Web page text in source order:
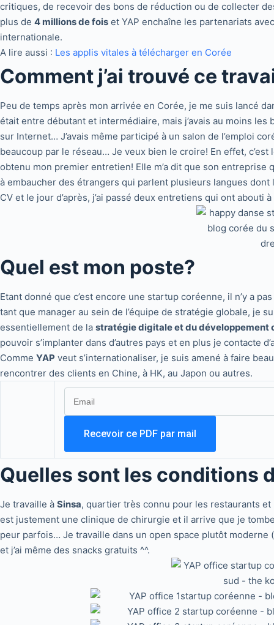
critiques, de recevoir des bons de réduction ou de collecter
plus de 4 millions de fois et YAP enchaîne les partenariats
internationale.
A lire aussi : Les applis vitales à télécharger en Corée
Comment j’ai trouvé ce
Peu de temps après mon arrivée en Corée, je me suis lancé
était entre débutant et intermédiaire, mais j’avais au moins
sur Internet… J’avais même participé à un salon de l’emploi
beaucoup par le réseau… Je veux bien le croire! En effet, c’est
obtenu mon premier entretien! Elle m’a dit que son
à embaucher des étrangers qui parlent plusieurs langues dont
CV et le jour d’après, j’ai passé deux entretiens qui ont abouti
Quel est mon poste?
Etant donné que c’est encore une startup coréenne, il n’y a
tant que manager au sein de l’équipe de stratégie globale, je
essentiellement de la stratégie digitale et du développement
pouvoir s’implanter dans d’autres pays et en plus je contacte
Comme YAP veut s’internationaliser, je suis amené à faire
rencontrer des clients en Chine, à HK, au Japon ou autres.
Quelles sont les conditions
Je travaille à Sinsa, quartier très connu pour les restaurants
est justement une clinique de chirurgie et il arrive que je
peur parfois… Je travaille dans un open space plutôt moderne
et j’ai même des snacks gratuits ^^.